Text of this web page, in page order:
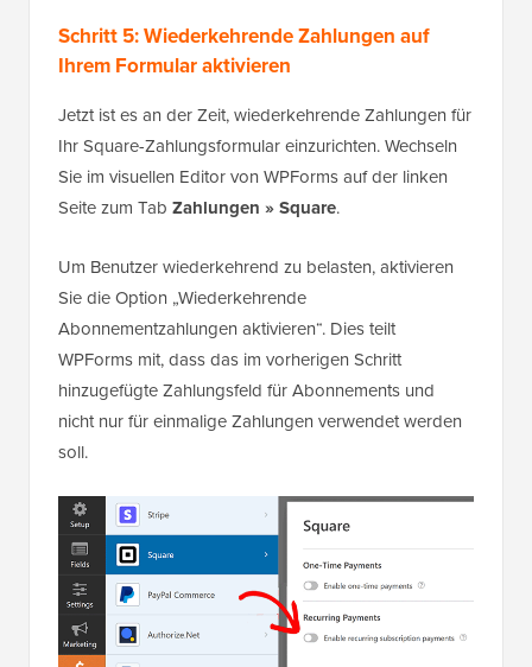
Schritt 5: Wiederkehrende Zahlungen auf
Ihrem Formular aktivieren
Jetzt ist es an der Zeit, wiederkehrende Zahlungen für
Ihr Square-Zahlungsformular einzurichten. Wechseln
Sie im visuellen Editor von WPForms auf der linken
Seite zum Tab Zahlungen » Square.
Um Benutzer wiederkehrend zu belasten, aktivieren
Sie die Option „Wiederkehrende
Abonnementzahlungen aktivieren“. Dies teilt
WPForms mit, dass das im vorherigen Schritt
hinzugefügte Zahlungsfeld für Abonnements und
nicht nur für einmalige Zahlungen verwendet werden
soll.